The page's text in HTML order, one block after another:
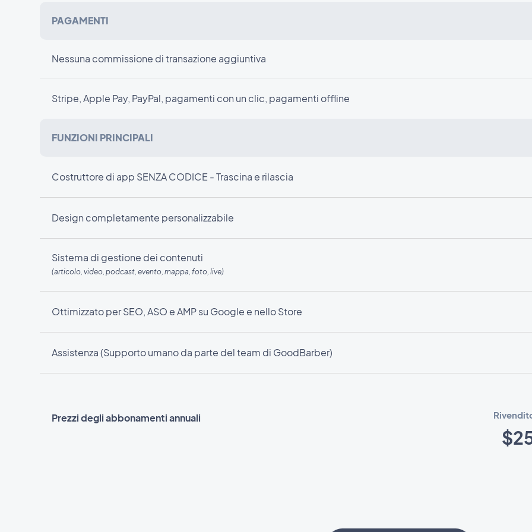
PAGAMENTI
Nessuna commissione di transazione aggiuntiva
Stripe, Apple Pay, PayPal, pagamenti con un clic, pagamenti offline
FUNZIONI PRINCIPALI
Costruttore di app SENZA CODICE - Trascina e rilascia
Design completamente personalizzabile
Sistema di gestione dei contenuti
(articolo, video, podcast, evento, mappa, foto, live)
Ottimizzato per SEO, ASO e AMP su Google e nello Store
Assistenza (Supporto umano da parte del team di GoodBarber)
Prezzi degli abbonamenti annuali